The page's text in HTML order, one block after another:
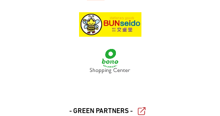
- GREEN PARTNERS -